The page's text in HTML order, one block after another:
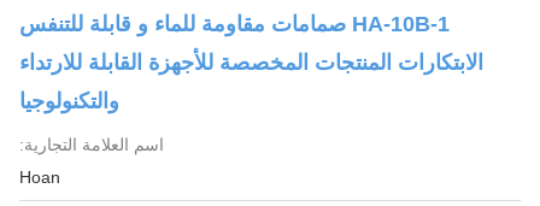
HA-10B-1 صمامات مقاومة للماء و قابلة للتنفس
الابتكارات المنتجات المخصصة للأجهزة القابلة للارتداء
والتكنولوجيا
اسم العلامة التجارية:
Hoan